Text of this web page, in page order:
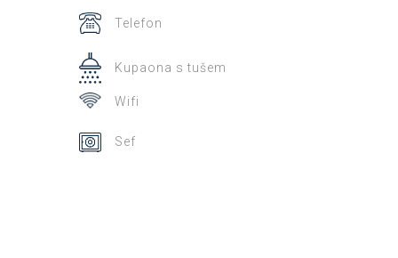
Telefon
Kupaona s tušem
Wifi
Sef